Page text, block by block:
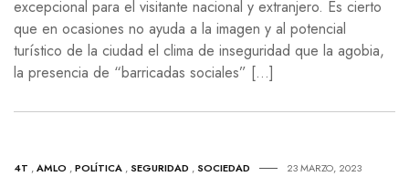
excepcional para el visitante nacional y extranjero. Es cierto
que en ocasiones no ayuda a la imagen y al potencial
turístico de la ciudad el clima de inseguridad que la agobia,
la presencia de “barricadas sociales” […]
4T ,AMLO ,POLÍTICA , SEGURIDAD , SOCIEDAD 23 MARZO, 2023